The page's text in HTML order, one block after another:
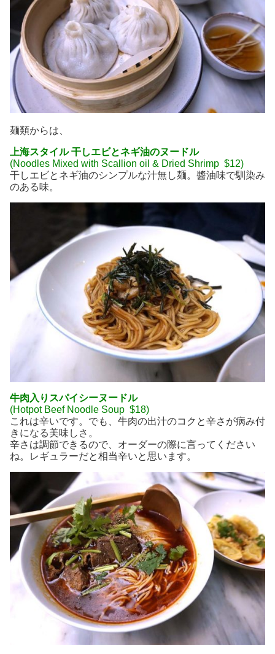
麺類からは、
上海スタイル 干しエビとネギ油のヌードル
(Noodles Mixed with Scallion oil & Dried Shrimp $12)
干しエビとネギ油のシンプルな汁無し麺。醬油味で馴染み
のある味。
牛肉入りスパイシーヌードル
(Hotpot Beef Noodle Soup $18)
これは辛いです。でも、牛肉の出汁のコクと辛さが病み付
きになる美味しさ。
辛さは調節できるので、オーダーの際に言ってください
ね。レギュラーだと相当辛いと思います。